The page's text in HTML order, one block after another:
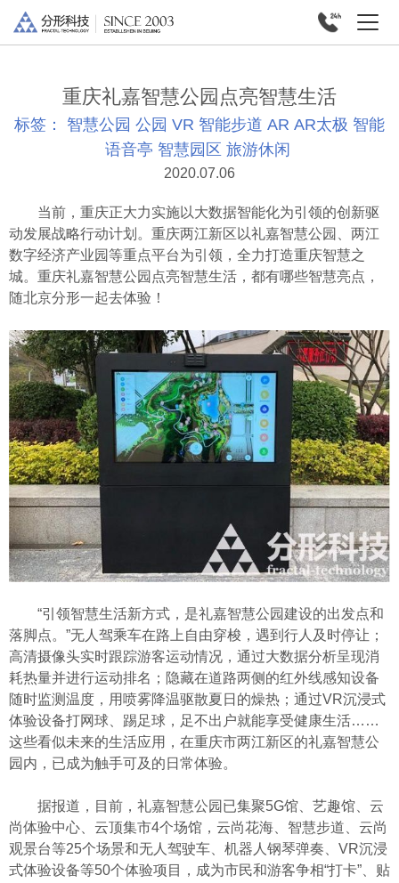
重庆礼嘉智慧公园点亮智慧生活
标签： 智慧公园 公园 VR 智能步道 AR AR太极 智能
语音亭 智慧园区 旅游休闲
2020.07.06
当前，重庆正大力实施以大数据智能化为引领的创新驱
动发展战略行动计划。重庆两江新区以礼嘉智慧公园、两江
数字经济产业园等重点平台为引领，全力打造重庆智慧之
城。重庆礼嘉智慧公园点亮智慧生活，都有哪些智慧亮点，
随北京分形一起去体验！
“引领智慧生活新方式，是礼嘉智慧公园建设的出发点和
落脚点。”无人驾乘车在路上自由穿梭，遇到行人及时停让；
高清摄像头实时跟踪游客运动情况，通过大数据分析呈现消
耗热量并进行运动排名；隐藏在道路两侧的红外线感知设备
随时监测温度，用喷雾降温驱散夏日的燥热；通过VR沉浸式
体验设备打网球、踢足球，足不出户就能享受健康生活……
这些看似未来的生活应用，在重庆市两江新区的礼嘉智慧公
园内，已成为触手可及的日常体验。
据报道，目前，礼嘉智慧公园已集聚5G馆、艺趣馆、云
尚体验中心、云顶集市4个场馆，云尚花海、智慧步道、云尚
观景台等25个场景和无人驾驶车、机器人钢琴弹奏、VR沉浸
式体验设备等50个体验项目，成为市民和游客争相“打卡”、贴